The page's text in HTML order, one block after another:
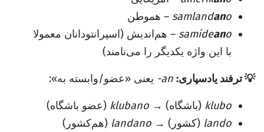
samlandano
– هموطن
samideano
– هم‌اندیش (اسپرانتودانان معمولا
با این واژه یکدیگر را می‌نامند)
💡 ترفند یادسپاری: -an یعنی «عضو/وابسته به»:
klubo (باشگاه) → klubano (عضو باشگاه)
lando (کشور) → landano (هم‌کشور)